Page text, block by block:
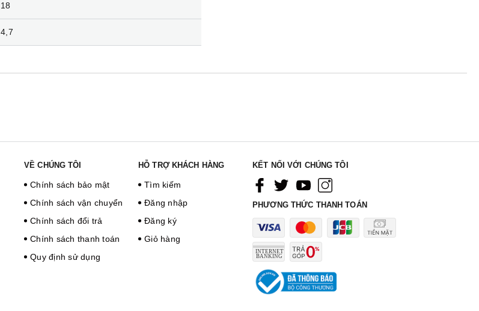
18
4,7
VỀ CHÚNG TÔI
Chính sách bảo mật
Chính sách vận chuyển
Chính sách đổi trả
Chính sách thanh toán
Quy định sử dụng
HỖ TRỢ KHÁCH HÀNG
Tìm kiếm
Đăng nhập
Đăng ký
Giỏ hàng
KẾT NỐI VỚI CHÚNG TÔI
PHƯƠNG THỨC THANH TOÁN